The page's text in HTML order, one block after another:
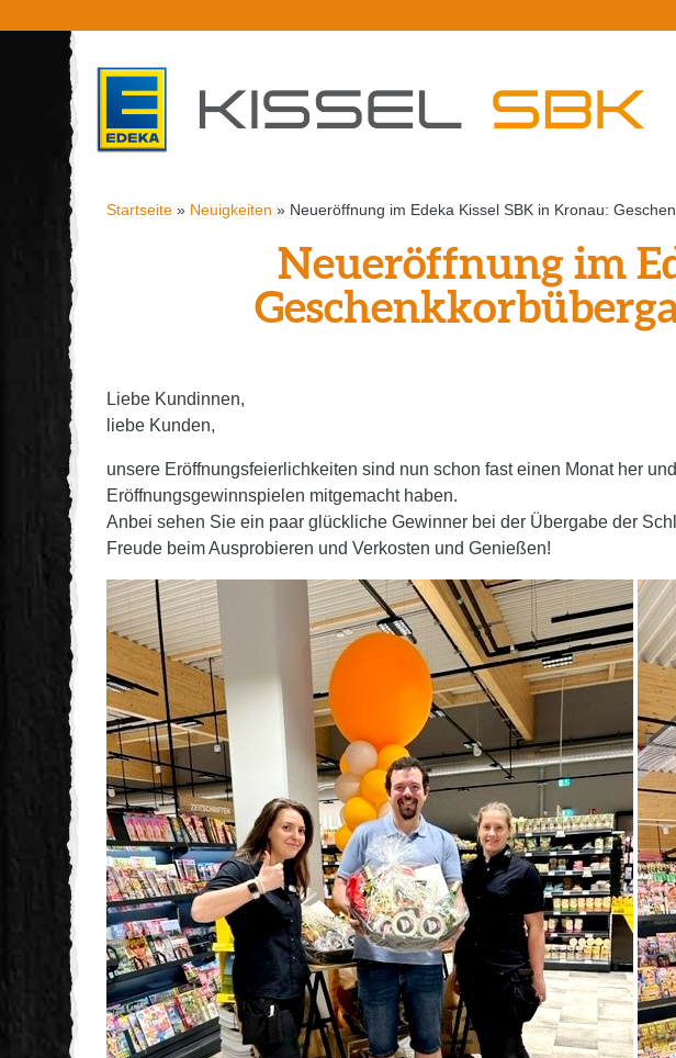
Startseite » Neuigkeiten » Neueröffnung im Edeka Kissel SBK in Kronau:
Neueröffnung im
Liebe Kundinnen,
liebe Kunden,
unsere Eröffnungsfeierlichkeiten sind nun schon fast einen Monat her
Eröffnungsgewinnspielen mitgemacht haben.
Anbei sehen Sie ein paar glückliche Gewinner bei der Übergabe der
Freude beim Ausprobieren und Verkosten und Genießen!